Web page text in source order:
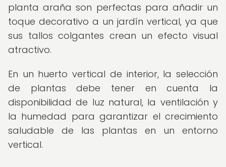
planta araña son perfectas para añadir un
toque decorativo a un jardín vertical, ya que
sus tallos colgantes crean un efecto visual
atractivo.
En un huerto vertical de interior, la selección
de plantas debe tener en cuenta la
disponibilidad de luz natural, la ventilación y
la humedad para garantizar el crecimiento
saludable de las plantas en un entorno
vertical.